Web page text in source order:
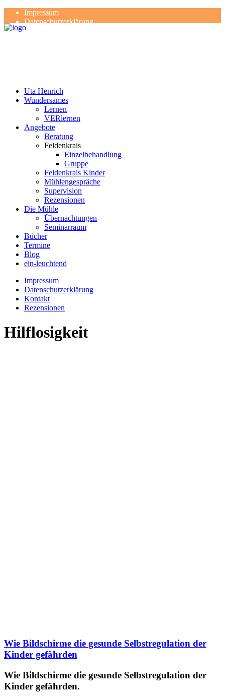
Impressum
Datenschutzerklärung
Kontakt
Uta Henrich
Wundersames
Lernen
VERlernen
Angebote
Beratung
Feldenkrais
Einzelbehandlung
Gruppe
Feldenkrais Kinder
Mühlengespräche
Supervision
Rezensionen
Die Mühle
Übernachtungen
Seminarraum
Bücher
Termine
Blog
ein-leuchtend
Impressum
Datenschutzerklärung
Kontakt
Rezensionen
Hilflosigkeit
Wie Bildschirme die gesunde Selbstregulation der
Kinder gefährden
Wie Bildschirme die gesunde Selbstregulation der
Kinder gefährden.